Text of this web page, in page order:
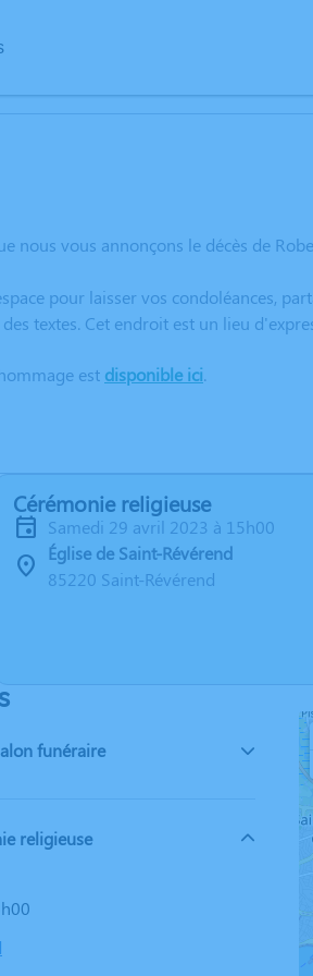
nous vous annonçons le décès de
pour laisser vos condoléances,
textes. Cet endroit est un lieu
est disponible ici.
Cérémonie religieuse
samedi 29 avril 2023 à 15h00
Église de Saint-Révérend
85220 Saint-Révérend
funéraire
religieuse